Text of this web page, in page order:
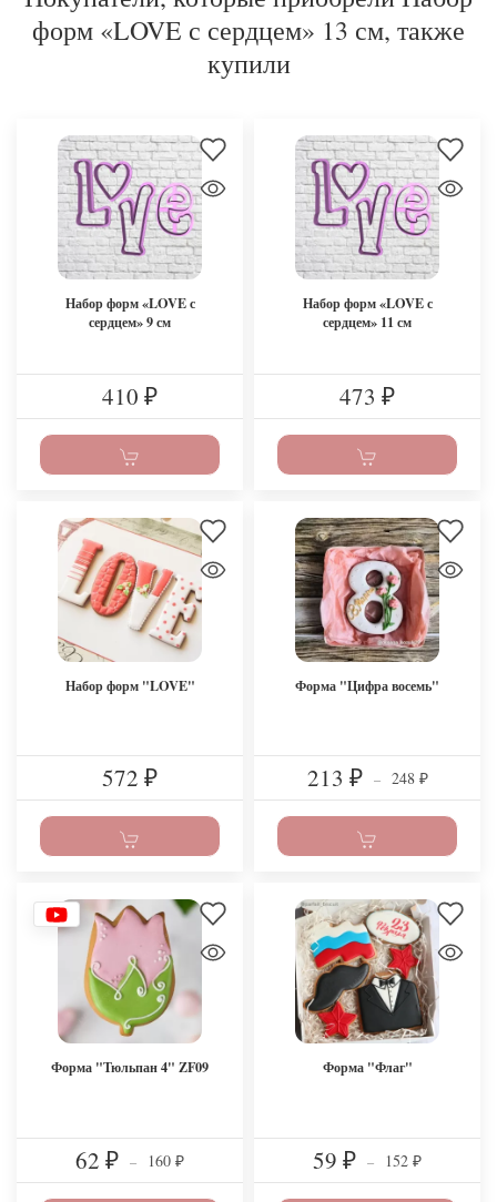
форм «LOVE с сердцем» 13 см, также
купили
Набор форм «LOVE с
сердцем» 9 см
410 ₽
Набор форм «LOVE с
сердцем» 11 см
473 ₽
Набор форм "LOVE"
572 ₽
Форма "Цифра восемь"
213 ₽ – 248 ₽
Форма "Тюльпан 4" ZF09
62 ₽ – 160 ₽
Форма "Флаг"
59 ₽ – 152 ₽